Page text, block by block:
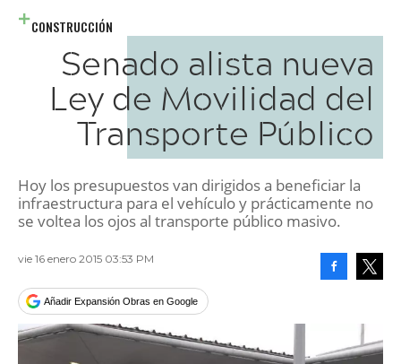
CONSTRUCCIÓN
Senado alista nueva
Ley de Movilidad del
Transporte Público
Hoy los presupuestos van dirigidos a beneficiar la
infraestructura para el vehículo y prácticamente no
se voltea los ojos al transporte público masivo.
vie 16 enero 2015 03:53 PM
Añadir Expansión Obras en Google